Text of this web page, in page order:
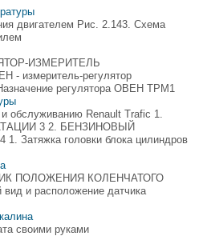
двигателем Рис. 2.143. Схема
ИЗМЕРИТЕЛЬ
регулятор
регулятора ОВЕН ТРМ1
обслуживанию Renault Trafic 1.
3 2. БЕНЗИНОВЫЙ
Затяжка головки блока цилиндров
ПОЛОЖЕНИЯ КОЛЕНЧАТОГО
и расположение датчика
своими руками